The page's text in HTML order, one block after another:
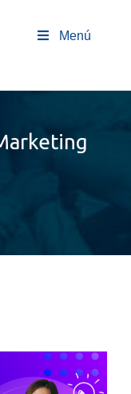
Menú